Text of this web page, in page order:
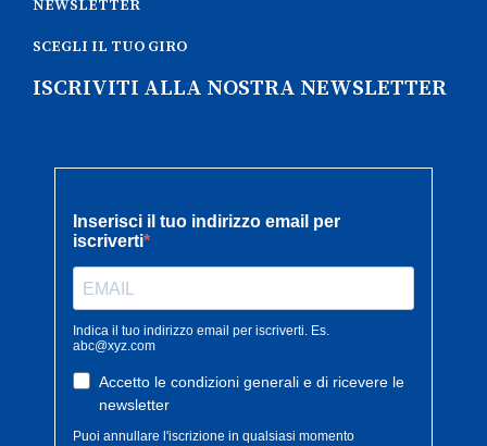
NEWSLETTER
SCEGLI IL TUO GIRO
ISCRIVITI ALLA NOSTRA NEWSLETTER